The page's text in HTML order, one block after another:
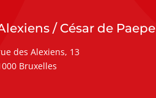
/ César de Paepe
des Alexiens, 13
Bruxelles